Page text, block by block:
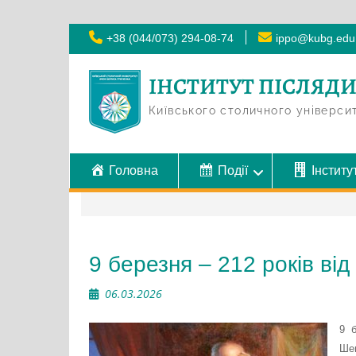
Skip
+38 (044/073) 294-08-74
ІНСТИТУТ
Київського столичного
Головна Події
9 березня – 212 років
06.03.2026
9